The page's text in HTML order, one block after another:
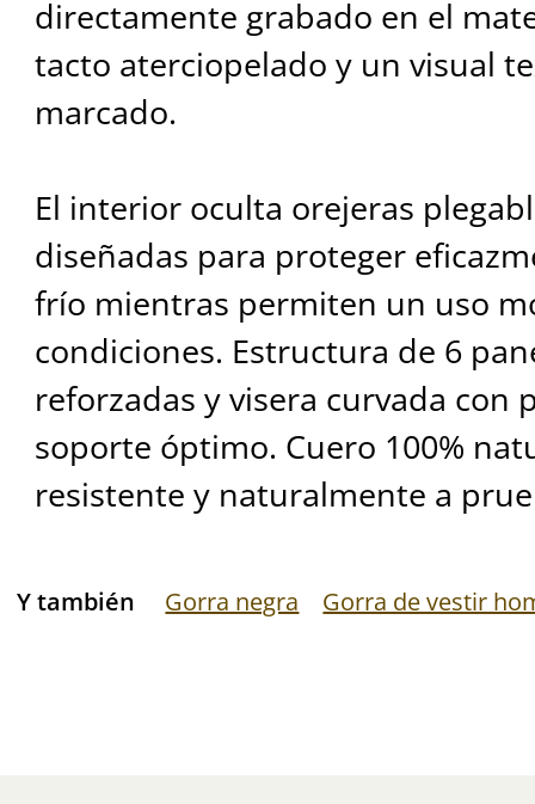
directamente grabado en el
tacto aterciopelado y un visual
marcado.
El interior oculta orejeras
diseñadas para proteger
frío mientras permiten un uso
condiciones. Estructura de 6
reforzadas y visera curvada con
soporte óptimo. Cuero 100%
resistente y naturalmente a
Y también Gorra negra Gorra de vestir